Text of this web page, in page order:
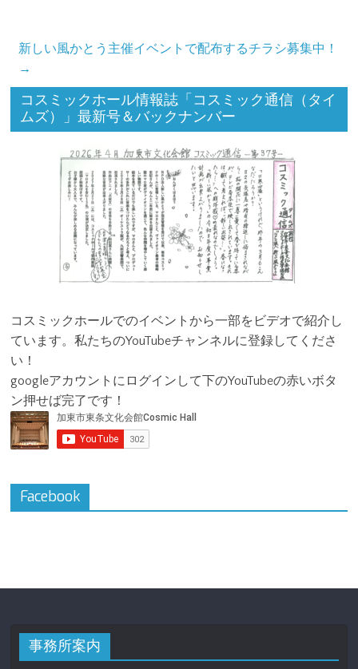
新しい風かとう主催イベントで配布するチラシ募集中！
→
コスミックホール情報誌「コスミック通信（タイ
ムズ）」最新号＆バックナンバー
コスミックホールでのイベントから一部をビデオで紹介し
ています。私たちのYouTubeチャンネルに登録してくださ
い！
googleアカウントにログインして下のYouTubeの赤いボタ
ン押せば完了です！
Facebook
事務所案内